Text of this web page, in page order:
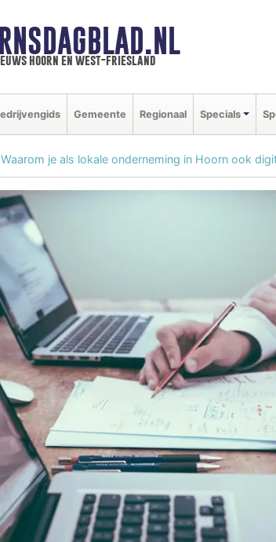
hoorn en west-friesland
Gemeente Regionaal Specials
Waarom je als lokale onderneming in Hoorn ook